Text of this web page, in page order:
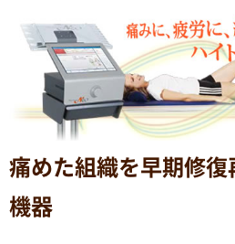
痛めた組織を早期修復
機器